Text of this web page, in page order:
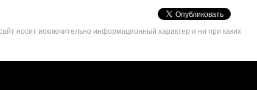
VK
Share
Button
носит исключительно информационный характер и ни при каких